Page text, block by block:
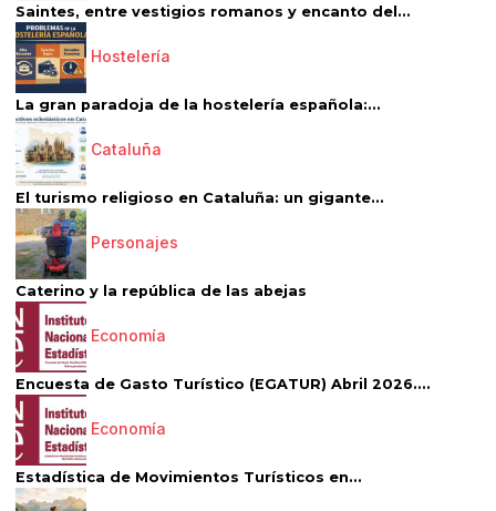
Saintes, entre vestigios romanos y encanto del...
Hostelería
La gran paradoja de la hostelería española:...
Cataluña
El turismo religioso en Cataluña: un gigante...
Personajes
Caterino y la república de las abejas
Economía
Encuesta de Gasto Turístico (EGATUR) Abril 2026....
Economía
Estadística de Movimientos Turísticos en...